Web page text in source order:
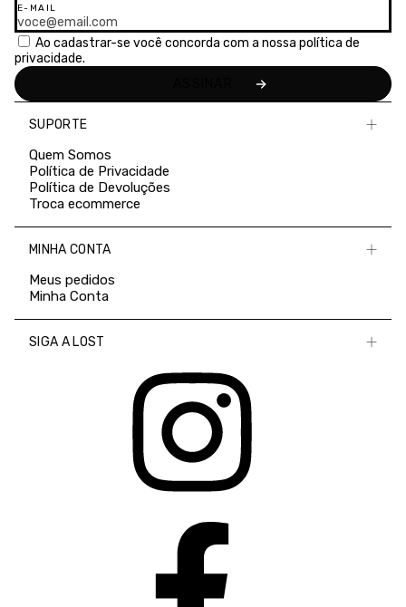
E-MAIL
Ao cadastrar-se você concorda com a nossa política de
privacidade.
SUPORTE
Quem Somos
Política de Privacidade
Política de Devoluções
Troca ecommerce
MINHA CONTA
Meus pedidos
Minha Conta
SIGA A LOST